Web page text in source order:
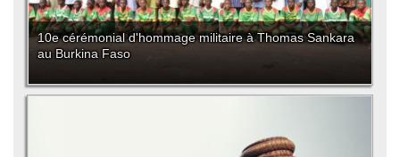
10e cérémonial d'hommage militaire à Thomas Sankara
au Burkina Faso